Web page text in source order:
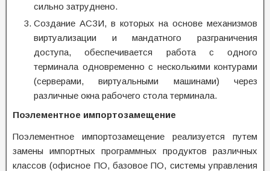
сильно затруднено.
Создание АСЗИ, в которых на основе механизмов
виртуализации и мандатного разграничения
доступа, обеспечивается работа с одного
терминала одновременно с несколькими контурами
(серверами, виртуальными машинами) через
различные окна рабочего стола терминала.
Поэлементное импортозамещение
Поэлементное импортозамещение реализуется путем
замены импортных программных продуктов различных
классов (офисное ПО, базовое ПО, системы управления